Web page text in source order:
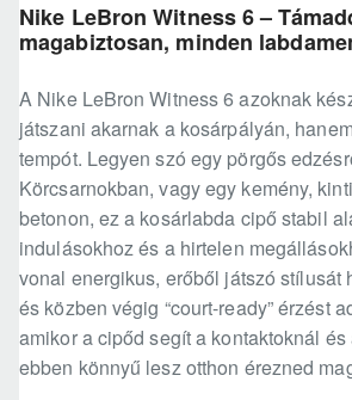
Nike LeBron Witness 6 –
magabiztosan, minden
A Nike LeBron Witness 6 azoknak
játszani akarnak a kosárpályán,
tempót. Legyen szó egy pörgős
Körcsarnokban, vagy egy kemény,
betonon, ez a kosárlabda cipő stabil
indulásokhoz és a hirtelen
vonal energikus, erőből játszó stílusát
és közben végig “court-ready” érzést
amikor a cipőd segít a kontaktoknál
ebben könnyű lesz otthon érezned